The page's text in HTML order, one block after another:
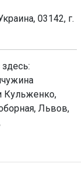
03142, г.
Кульженко,
Львов,